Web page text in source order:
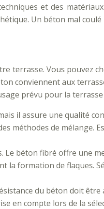
et des
Un béton mal
terrasse. Vous pouvez
conviennent aux
prévu pour la
il assure une qualité
méthodes de mélange.
Le béton fibré offre une
la formation de flaques.
du béton doit être
en compte lors de la